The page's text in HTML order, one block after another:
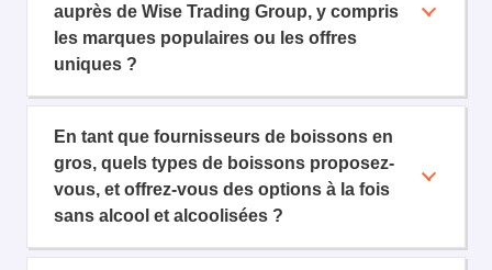
auprès de Wise Trading Group, y compris
les marques populaires ou les offres
uniques ?
En tant que fournisseurs de boissons en
gros, quels types de boissons proposez-
vous, et offrez-vous des options à la fois
sans alcool et alcoolisées ?